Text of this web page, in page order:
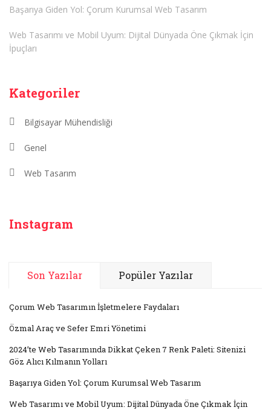
Başarıya Giden Yol: Çorum Kurumsal Web Tasarım
Web Tasarımı ve Mobil Uyum: Dijital Dünyada Öne Çıkmak İçin
İpuçları
Kategoriler
Bilgisayar Mühendisliği
Genel
Web Tasarım
Instagram
Son Yazılar Popüler Yazılar
Çorum Web Tasarımın İşletmelere Faydaları
Özmal Araç ve Sefer Emri Yönetimi
2024’te Web Tasarımında Dikkat Çeken 7 Renk Paleti: Sitenizi
Göz Alıcı Kılmanın Yolları
Başarıya Giden Yol: Çorum Kurumsal Web Tasarım
Web Tasarımı ve Mobil Uyum: Dijital Dünyada Öne Çıkmak İçin